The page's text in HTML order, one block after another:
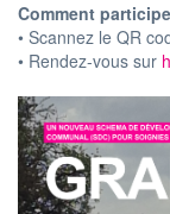
Comment
• Scannez le QR
• Rendez-vous sur